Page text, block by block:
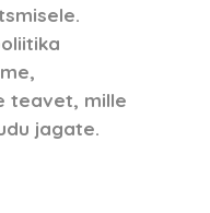
teavet, mille
jagate.